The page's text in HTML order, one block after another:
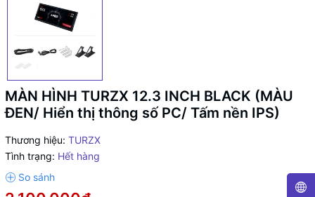
MÀN HÌNH TURZX 12.3 INCH BLACK (MÀU
ĐEN/ Hiển thị thông số PC/ Tấm nền IPS)
Thương hiệu: TURZX
Tình trạng: Hết hàng